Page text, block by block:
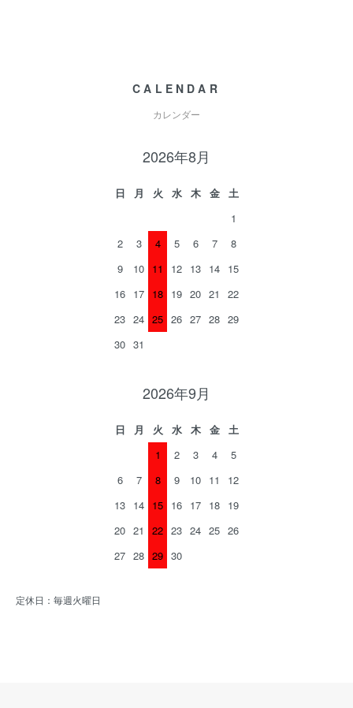
CALENDAR
カレンダー
2026年8月
日 月 火 水 木 金
土
1
2
3 4 5 6 7
8
9
10 11 12 13 14 15
16 17 18 19 20 21
22
23 24 25 26 27 28 29
30 31
2026年9月
日 月 火 水 木 金
土
1
2 3 4
5
6
7 8 9 10 11
12
13 14 15 16 17 18 19
20 21 22 23 24 25 26
27 28 29 30
定休日：毎週火曜日